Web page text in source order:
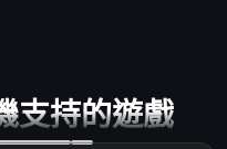
支持的遊戲